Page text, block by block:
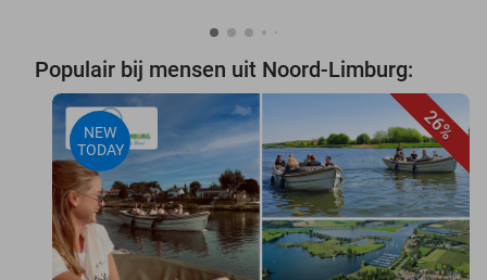
Populair bij mensen uit Noord-Limburg:
26%
NEW
TODAY